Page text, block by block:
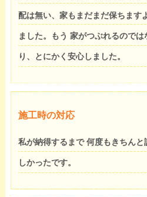
配は無い、家もまだまだ保ちます
ました。もう 家がつぶれるので
り、とにかく安心しました。
施工時の対応
私が納得するまで 何度もきちん
しかったです。